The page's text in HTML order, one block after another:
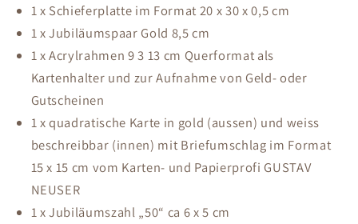
1 x Schieferplatte im Format 20 x 30 x 0,5 cm
1 x Jubiläumspaar Gold 8,5 cm
1 x Acrylrahmen 9 3 13 cm Querformat als
Kartenhalter und zur Aufnahme von Geld- oder
Gutscheinen
1 x quadratische Karte in gold (aussen) und weiss
beschreibbar (innen) mit Briefumschlag im Format
15 x 15 cm vom Karten- und Papierprofi GUSTAV
NEUSER
1 x Jubiläumszahl „50“ ca 6 x 5 cm